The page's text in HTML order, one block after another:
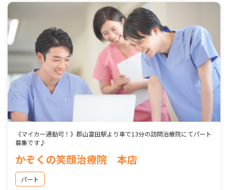
《マイカー通勤可！》郡山富田駅より車で13分の訪問治療院にてパート
募集です♪
かぞくの笑顔治療院 本店
パート